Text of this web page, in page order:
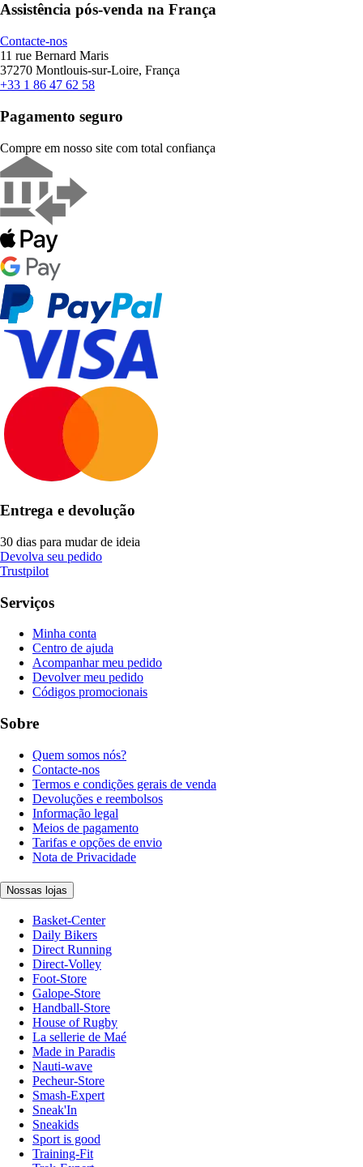
Assistência pós-venda na França
Contacte-nos
11 rue Bernard Maris
37270 Montlouis-sur-Loire, França
+33 1 86 47 62 58
Pagamento seguro
Compre em nosso site com total confiança
Entrega e devolução
30 dias para mudar de ideia
Devolva seu pedido
Trustpilot
Serviços
Minha conta
Centro de ajuda
Acompanhar meu pedido
Devolver meu pedido
Códigos promocionais
Sobre
Quem somos nós?
Contacte-nos
Termos e condições gerais de venda
Devoluções e reembolsos
Informação legal
Meios de pagamento
Tarifas e opções de envio
Nota de Privacidade
Nossas lojas
Basket-Center
Daily Bikers
Direct Running
Direct-Volley
Foot-Store
Galope-Store
Handball-Store
House of Rugby
La sellerie de Maé
Made in Paradis
Nauti-wave
Pecheur-Store
Smash-Expert
Sneak'In
Sneakids
Sport is good
Training-Fit